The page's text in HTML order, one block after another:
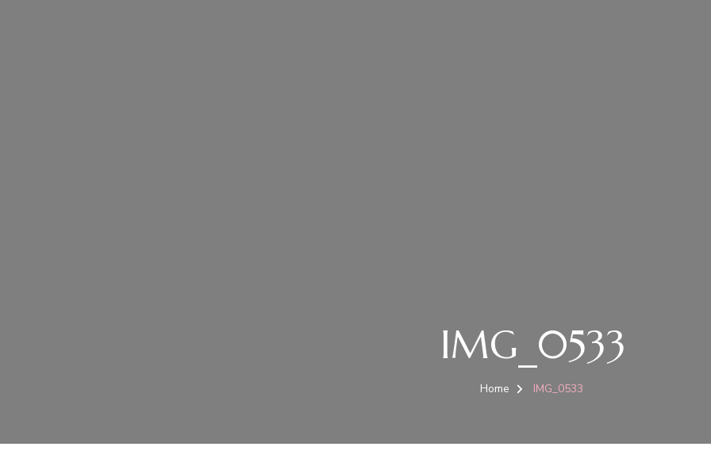
IMG_0533
Home IMG_0533